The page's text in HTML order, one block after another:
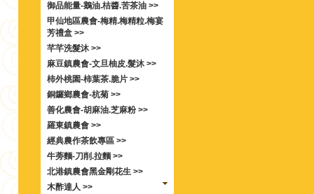
御品能量-鵝油.桔醬.苦茶油 >>
甲仙地區農會-梅精.梅精粒.梅宴
芳禮盒 >>
芊芊洗髮沐 >>
麻豆鎮農會-文旦柚皮.髮沐 >>
柿外桃園-柿葉茶.脆片 >>
銅鑼鄉農會-杭菊 >>
善化農會-胡麻油.芝麻粉 >>
羅東鎮農會 >>
經典農作茶飲專區 >>
牛蒡麵-刀削.拉麵 >>
北港鎮農會黑金剛花生 >>
木酢達人 >>